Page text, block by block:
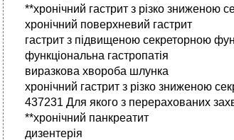
**хронічний гастрит з різко зниженою
хронічний поверхневий гастрит
гастрит з підвищеною секреторною
функціональна гастропатія
виразкова хвороба шлунка
хронічний гастрит з різко зниженою
437231 Для якого з перерахованих
**хронічний панкреатит
дизентерія